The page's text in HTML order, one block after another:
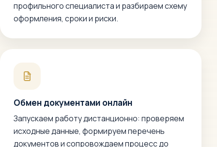
профильного специалиста и разбираем схему
оформления, сроки и риски.
Обмен документами онлайн
Запускаем работу дистанционно: проверяем
исходные данные, формируем перечень
документов и сопровождаем процесс до